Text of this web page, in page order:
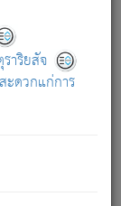
าริยสัจ
ะดวกแก่การ